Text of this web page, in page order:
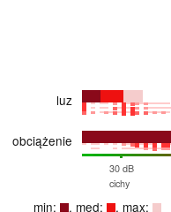
luz
obciążenie
30 dB
cichy
min: , med: , max: